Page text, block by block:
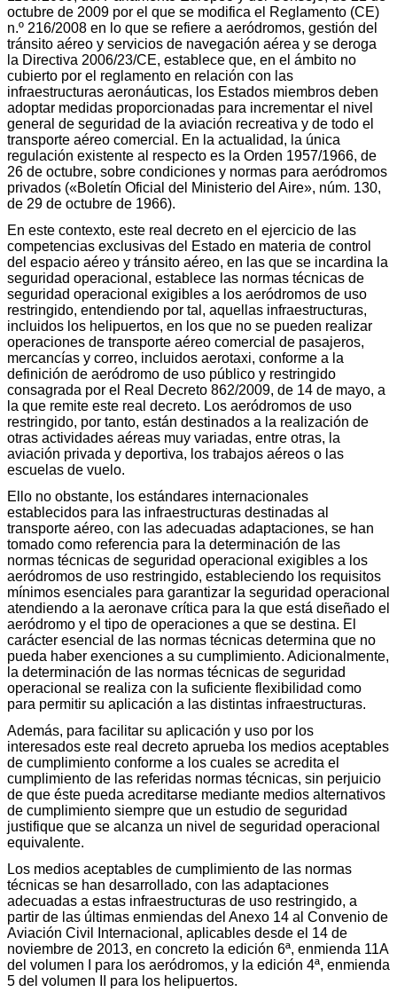
octubre de 2009 por el que se modifica el Reglamento (CE)
n.º 216/2008 en lo que se refiere a aeródromos, gestión del
tránsito aéreo y servicios de navegación aérea y se deroga
la Directiva 2006/23/CE, establece que, en el ámbito no
cubierto por el reglamento en relación con las
infraestructuras aeronáuticas, los Estados miembros deben
adoptar medidas proporcionadas para incrementar el nivel
general de seguridad de la aviación recreativa y de todo el
transporte aéreo comercial. En la actualidad, la única
regulación existente al respecto es la Orden 1957/1966, de
26 de octubre, sobre condiciones y normas para aeródromos
privados («Boletín Oficial del Ministerio del Aire», núm. 130,
de 29 de octubre de 1966).
En este contexto, este real decreto en el ejercicio de las
competencias exclusivas del Estado en materia de control
del espacio aéreo y tránsito aéreo, en las que se incardina la
seguridad operacional, establece las normas técnicas de
seguridad operacional exigibles a los aeródromos de uso
restringido, entendiendo por tal, aquellas infraestructuras,
incluidos los helipuertos, en los que no se pueden realizar
operaciones de transporte aéreo comercial de pasajeros,
mercancías y correo, incluidos aerotaxi, conforme a la
definición de aeródromo de uso público y restringido
consagrada por el Real Decreto 862/2009, de 14 de mayo, a
la que remite este real decreto. Los aeródromos de uso
restringido, por tanto, están destinados a la realización de
otras actividades aéreas muy variadas, entre otras, la
aviación privada y deportiva, los trabajos aéreos o las
escuelas de vuelo.
Ello no obstante, los estándares internacionales
establecidos para las infraestructuras destinadas al
transporte aéreo, con las adecuadas adaptaciones, se han
tomado como referencia para la determinación de las
normas técnicas de seguridad operacional exigibles a los
aeródromos de uso restringido, estableciendo los requisitos
mínimos esenciales para garantizar la seguridad operacional
atendiendo a la aeronave crítica para la que está diseñado el
aeródromo y el tipo de operaciones a que se destina. El
carácter esencial de las normas técnicas determina que no
pueda haber exenciones a su cumplimiento. Adicionalmente,
la determinación de las normas técnicas de seguridad
operacional se realiza con la suficiente flexibilidad como
para permitir su aplicación a las distintas infraestructuras.
Además, para facilitar su aplicación y uso por los
interesados este real decreto aprueba los medios aceptables
de cumplimiento conforme a los cuales se acredita el
cumplimiento de las referidas normas técnicas, sin perjuicio
de que éste pueda acreditarse mediante medios alternativos
de cumplimiento siempre que un estudio de seguridad
justifique que se alcanza un nivel de seguridad operacional
equivalente.
Los medios aceptables de cumplimiento de las normas
técnicas se han desarrollado, con las adaptaciones
adecuadas a estas infraestructuras de uso restringido, a
partir de las últimas enmiendas del Anexo 14 al Convenio de
Aviación Civil Internacional, aplicables desde el 14 de
noviembre de 2013, en concreto la edición 6ª, enmienda 11A
del volumen I para los aeródromos, y la edición 4ª, enmienda
5 del volumen II para los helipuertos.